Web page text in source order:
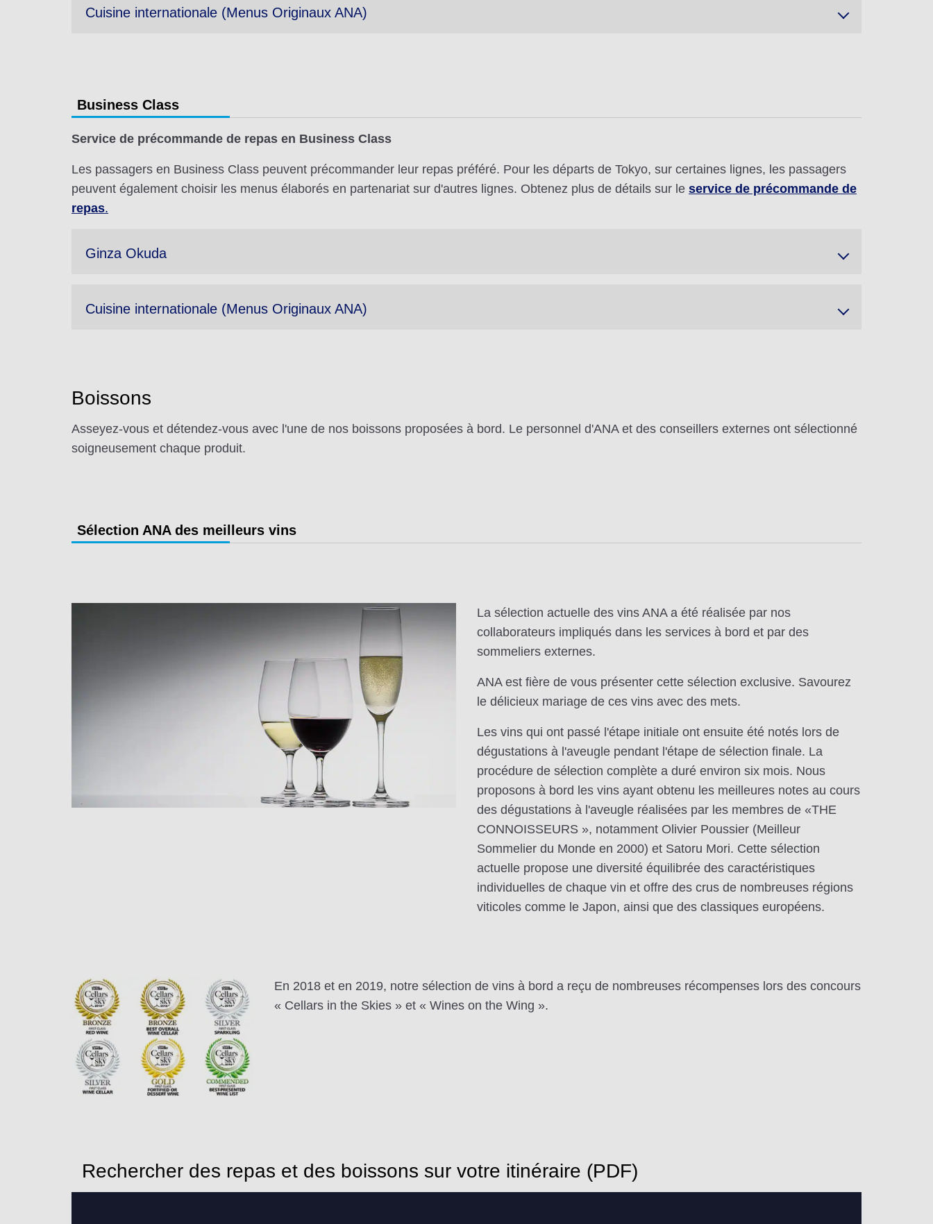
Cuisine internationale (Menus Originaux ANA)
Business Class
Service de précommande de repas en Business Class
Les passagers en Business Class peuvent précommander leur repas préféré. Pour les départs de Tokyo, sur certaines lignes, les passagers
peuvent également choisir les menus élaborés en partenariat sur d'autres lignes. Obtenez plus de détails sur le service de précommande de
repas.
Ginza Okuda
Cuisine internationale (Menus Originaux ANA)
Boissons
Asseyez-vous et détendez-vous avec l'une de nos boissons proposées à bord. Le personnel d'ANA et des conseillers externes ont sélectionné
soigneusement chaque produit.
Sélection ANA des meilleurs vins
La sélection actuelle des vins ANA a été réalisée par nos
collaborateurs impliqués dans les services à bord et par des
sommeliers externes.
ANA est fière de vous présenter cette sélection exclusive. Savourez
le délicieux mariage de ces vins avec des mets.
Les vins qui ont passé l'étape initiale ont ensuite été notés lors de
dégustations à l'aveugle pendant l'étape de sélection finale. La
procédure de sélection complète a duré environ six mois. Nous
proposons à bord les vins ayant obtenu les meilleures notes au cours
des dégustations à l'aveugle réalisées par les membres de «THE
CONNOISSEURS », notamment Olivier Poussier (Meilleur
Sommelier du Monde en 2000) et Satoru Mori. Cette sélection
actuelle propose une diversité équilibrée des caractéristiques
individuelles de chaque vin et offre des crus de nombreuses régions
viticoles comme le Japon, ainsi que des classiques européens.
En 2018 et en 2019, notre sélection de vins à bord a reçu de nombreuses récompenses lors des concours
« Cellars in the Skies » et « Wines on the Wing ».
Rechercher des repas et des boissons sur votre itinéraire (PDF)